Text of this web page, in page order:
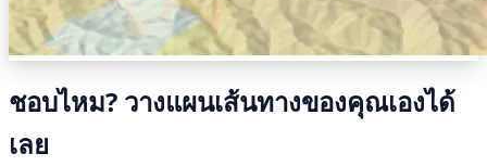
ชอบไหม? วางแผนเส้นทางของคุณเองได้
เลย